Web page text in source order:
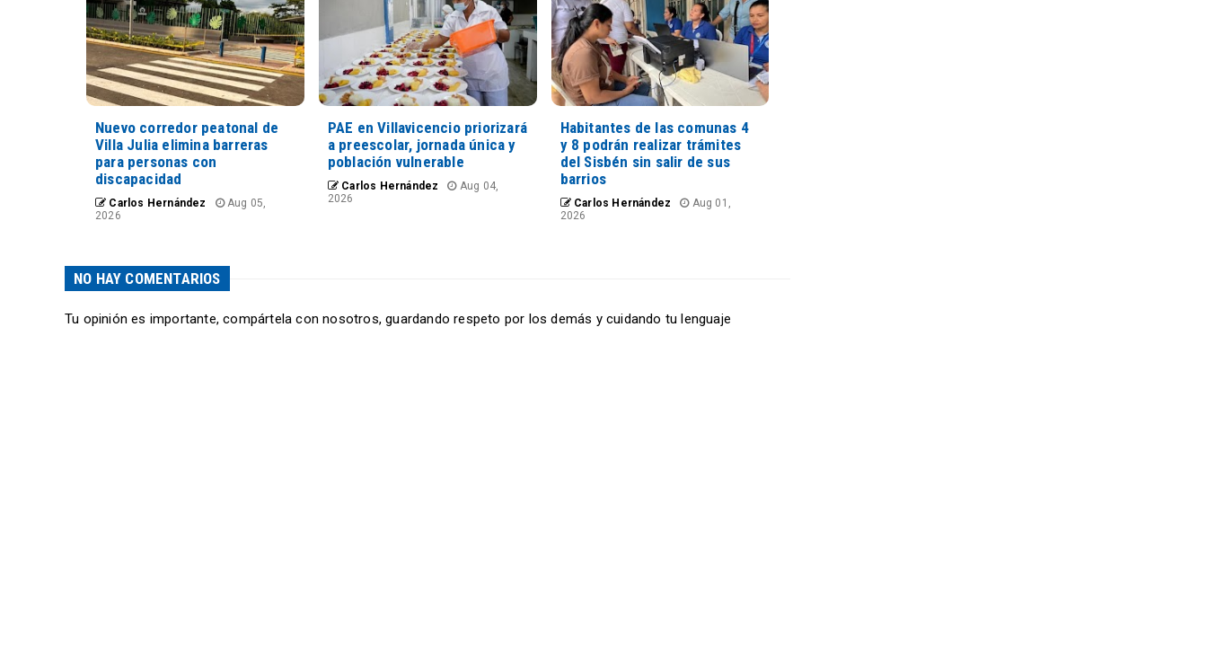
Nuevo corredor peatonal de
Villa Julia elimina barreras
para personas con
discapacidad
Carlos Hernández
Aug 05,
2026
PAE en Villavicencio priorizará
a preescolar, jornada única y
población vulnerable
Carlos Hernández
Aug 04,
2026
Habitantes de las comunas 4
y 8 podrán realizar trámites
del Sisbén sin salir de sus
barrios
Carlos Hernández
Aug 01,
2026
NO HAY COMENTARIOS
Tu opinión es importante, compártela con nosotros, guardando respeto por los demás y cuidando tu lenguaje